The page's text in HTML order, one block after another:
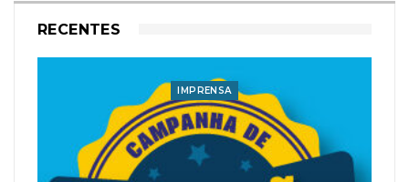
RECENTES
IMPRENSA